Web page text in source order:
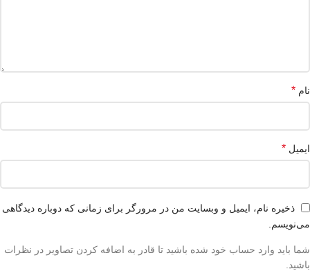
نام *
ایمیل *
ذخیره نام، ایمیل و وبسایت من در مرورگر برای زمانی که دوباره دیدگاهی
می‌نویسم.
شما باید وارد حساب خود شده باشید تا قادر به اضافه کردن تصاویر در نظرات
باشید.